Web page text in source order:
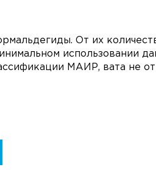
От их
использовании
МАИР, вата не